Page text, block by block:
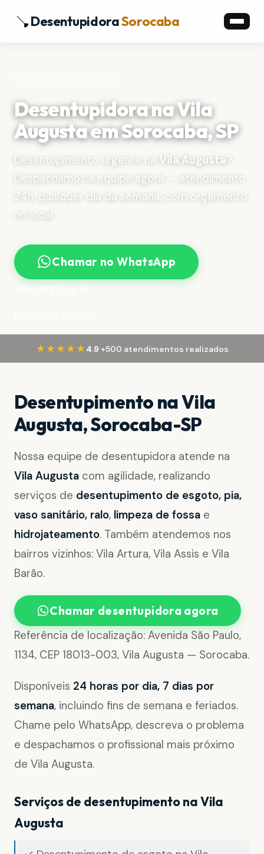
DesentupidoraSorocaba
Desentupidora na Vila
Augusta em Sorocaba, SP
Desentupimento urgente na Vila Augusta?
Despachamos a equipe agora — atendimento
24h, qualquer dia da semana, com orçamento
no local.
Chamar no WhatsApp
Ver serviços →
★★★★★ 4.9·+500 atendimentos realizados
Desentupimento na Vila
Augusta, Sorocaba-SP
Nossa equipe de desentupidora atende na
Vila Augusta com agilidade, realizando
serviços de desentupimento de esgoto, pia,
vaso sanitário, ralo, limpeza de fossa e
hidrojateamento. Também atendemos nos
bairros vizinhos: Vila Artura, Vila Assis e Vila
Barão.
Chamar desentupidora agora
Referência de localização: Avenida São Paulo,
1134, CEP 18013-003, Vila Augusta — Sorocaba.
Disponíveis 24 horas por dia, 7 dias por
semana, incluindo fins de semana e feriados.
Chame pelo WhatsApp, descreva o problema
e despachamos o profissional mais próximo
de Vila Augusta.
Serviços de desentupimento na Vila
Augusta